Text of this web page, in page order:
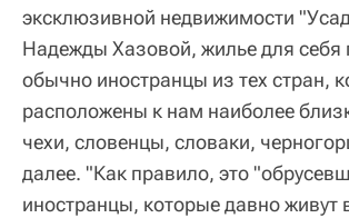
эксклюзивной недвижимости
Надежды Хазовой, жилье для себя
обычно иностранцы из тех стран,
расположены к нам наиболее
чехи, словенцы, словаки,
далее. "Как правило, это
иностранцы, которые давно живут